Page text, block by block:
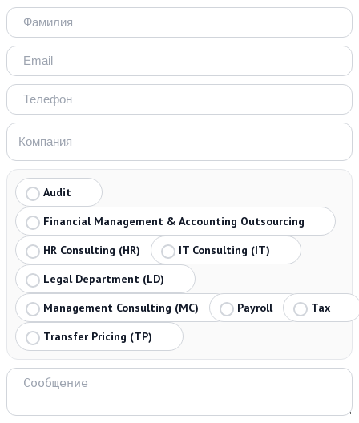
Audit
Financial Management & Accounting Outsourcing
HR Consulting (HR)
IT Consulting (IT)
Legal Department (LD)
Management Consulting (MC)
Payroll
Tax
Transfer Pricing (TP)